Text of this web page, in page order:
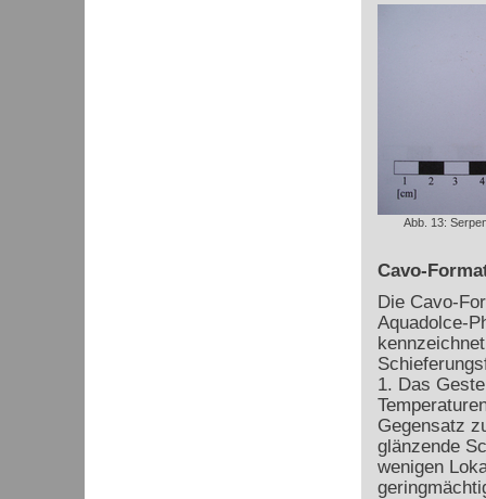
Abb. 13:
Cavo-
Die Cavo-
Aquadolce-
1. Das
Gegensatz
glänzende
wenigen